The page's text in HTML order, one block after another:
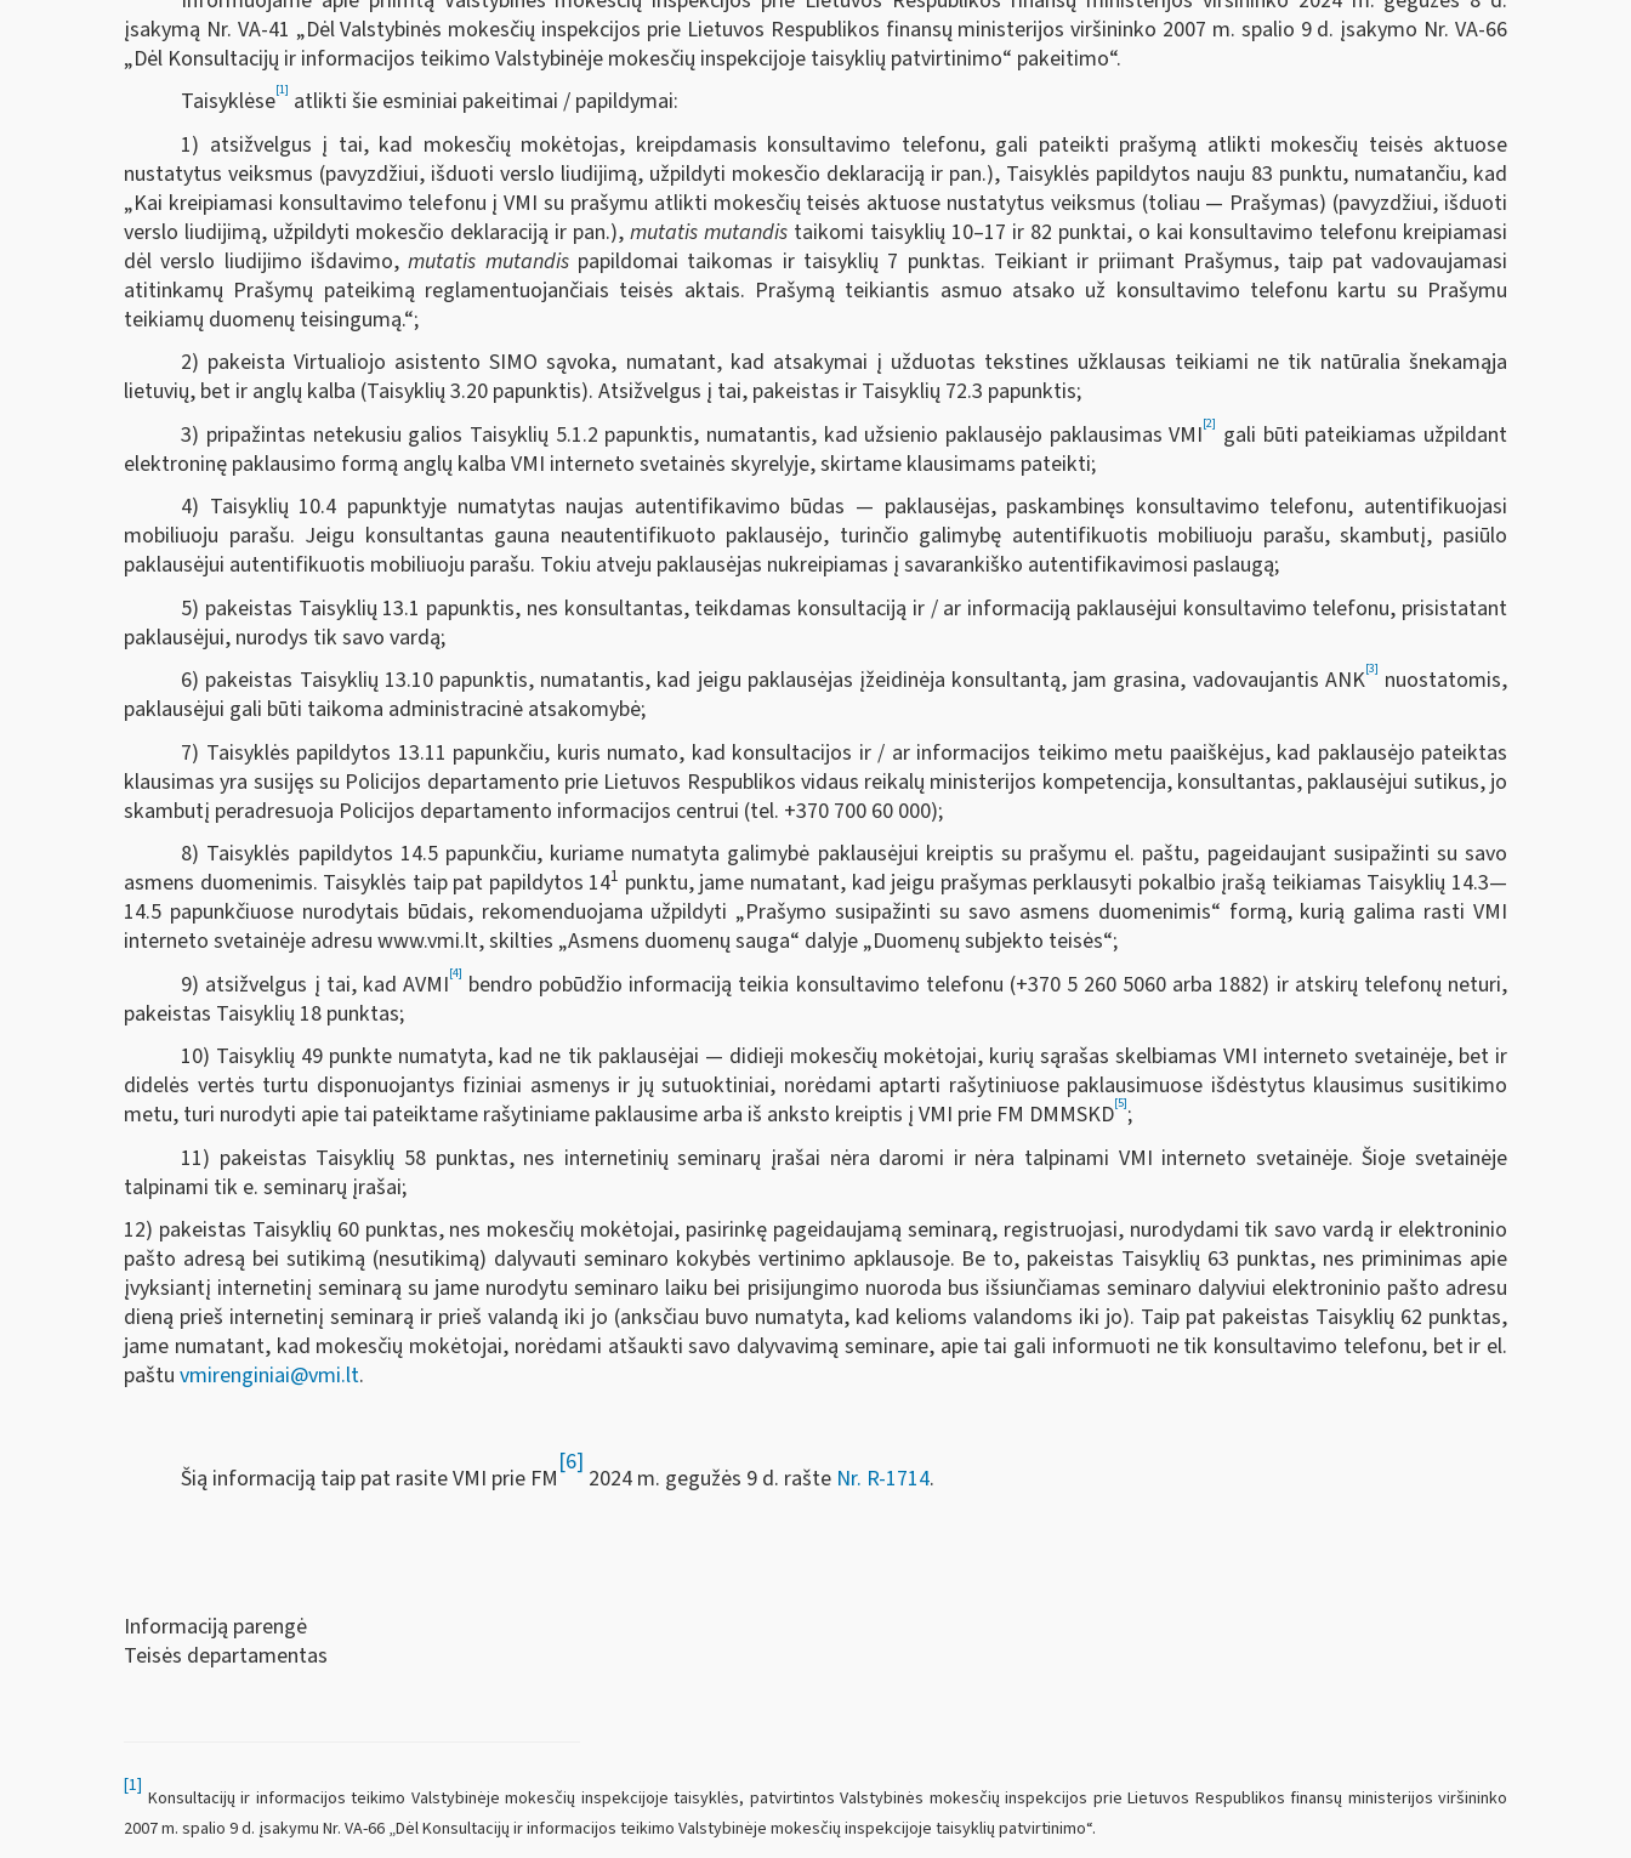
įsakymą Nr. VA-41 „Dėl Valstybinės mokesčių inspekcijos prie Lietuvos Respublikos finansų ministerijos viršininko 2007 m. spalio 9 d. įsakymo Nr. VA-66
„Dėl Konsultacijų ir informacijos teikimo Valstybinėje mokesčių inspekcijoje taisyklių patvirtinimo“ pakeitimo“.
Taisyklėse[1] atlikti šie esminiai pakeitimai / papildymai:
1) atsižvelgus į tai, kad mokesčių mokėtojas, kreipdamasis konsultavimo telefonu, gali pateikti prašymą atlikti mokesčių teisės aktuose
nustatytus veiksmus (pavyzdžiui, išduoti verslo liudijimą, užpildyti mokesčio deklaraciją ir pan.), Taisyklės papildytos nauju 83 punktu, numatančiu, kad
„Kai kreipiamasi konsultavimo telefonu į VMI su prašymu atlikti mokesčių teisės aktuose nustatytus veiksmus (toliau — Prašymas) (pavyzdžiui, išduoti
verslo liudijimą, užpildyti mokesčio deklaraciją ir pan.), mutatis mutandis taikomi taisyklių 10–17 ir 82 punktai, o kai konsultavimo telefonu kreipiamasi
dėl verslo liudijimo išdavimo,mutatis mutandispapildomai taikomas ir taisyklių 7 punktas. Teikiant ir priimant Prašymus, taip pat vadovaujamasi
atitinkamų Prašymų pateikimą reglamentuojančiais teisės aktais. Prašymą teikiantis asmuo atsako už konsultavimo telefonu kartu su Prašymu
teikiamų duomenų teisingumą.“;
2) pakeista Virtualiojo asistento SIMO sąvoka, numatant, kad atsakymai į užduotas tekstines užklausas teikiami ne tik natūralia šnekamąja
lietuvių, bet ir anglų kalba (Taisyklių 3.20 papunktis). Atsižvelgus į tai, pakeistas ir Taisyklių 72.3 papunktis;
3) pripažintas netekusiu galios Taisyklių 5.1.2 papunktis, numatantis, kad užsienio paklausėjo paklausimas VMI[2] gali būti pateikiamas užpildant
elektroninę paklausimo formą anglų kalba VMI interneto svetainės skyrelyje, skirtame klausimams pateikti;
4) Taisyklių 10.4 papunktyje numatytas naujas autentifikavimo būdas — paklausėjas, paskambinęs konsultavimo telefonu, autentifikuojasi
mobiliuoju parašu. Jeigu konsultantas gauna neautentifikuoto paklausėjo, turinčio galimybę autentifikuotis mobiliuoju parašu, skambutį, pasiūlo
paklausėjui autentifikuotis mobiliuoju parašu. Tokiu atveju paklausėjas nukreipiamas į savarankiško autentifikavimosi paslaugą;
5) pakeistas Taisyklių 13.1 papunktis, nes konsultantas, teikdamas konsultaciją ir / ar informaciją paklausėjui konsultavimo telefonu, prisistatant
paklausėjui, nurodys tik savo vardą;
6) pakeistas Taisyklių 13.10 papunktis, numatantis, kad jeigu paklausėjas įžeidinėja konsultantą, jam grasina, vadovaujantis ANK[3] nuostatomis,
paklausėjui gali būti taikoma administracinė atsakomybė;
7) Taisyklės papildytos 13.11 papunkčiu, kuris numato, kad konsultacijos ir / ar informacijos teikimo metu paaiškėjus, kad paklausėjo pateiktas
klausimas yra susijęs su Policijos departamento prie Lietuvos Respublikos vidaus reikalų ministerijos kompetencija, konsultantas, paklausėjui sutikus, jo
skambutį peradresuoja Policijos departamento informacijos centrui (tel. +370 700 60 000);
8) Taisyklės papildytos 14.5 papunkčiu, kuriame numatyta galimybė paklausėjui kreiptis su prašymu el. paštu, pageidaujant susipažinti su savo
asmens duomenimis. Taisyklės taip pat papildytos 141 punktu, jame numatant, kad jeigu prašymas perklausyti pokalbio įrašą teikiamas Taisyklių 14.3—
14.5 papunkčiuose nurodytais būdais, rekomenduojama užpildyti „Prašymo susipažinti su savo asmens duomenimis“ formą, kurią galima rasti VMI
interneto svetainėje adresu www.vmi.lt, skilties „Asmens duomenų sauga“ dalyje „Duomenų subjekto teisės“;
9) atsižvelgus į tai, kad AVMI[4] bendro pobūdžio informaciją teikia konsultavimo telefonu (+370 5 260 5060 arba 1882) ir atskirų telefonų neturi,
pakeistas Taisyklių 18 punktas;
10) Taisyklių 49 punkte numatyta, kad ne tik paklausėjai — didieji mokesčių mokėtojai, kurių sąrašas skelbiamas VMI interneto svetainėje, bet ir
didelės vertės turtu disponuojantys fiziniai asmenys ir jų sutuoktiniai, norėdami aptarti rašytiniuose paklausimuose išdėstytus klausimus susitikimo
metu, turi nurodyti apie tai pateiktame rašytiniame paklausime arba iš anksto kreiptis į VMI prie FM DMMSKD[5];
11) pakeistas Taisyklių 58 punktas, nes internetinių seminarų įrašai nėra daromi ir nėra talpinami VMI interneto svetainėje. Šioje svetainėje
talpinami tik e. seminarų įrašai;
12) pakeistas Taisyklių 60 punktas, nes mokesčių mokėtojai, pasirinkę pageidaujamą seminarą, registruojasi, nurodydami tik savo vardą ir elektroninio
pašto adresą bei sutikimą (nesutikimą) dalyvauti seminaro kokybės vertinimo apklausoje. Be to, pakeistas Taisyklių 63 punktas, nes priminimas apie
įvyksiantį internetinį seminarą su jame nurodytu seminaro laiku bei prisijungimo nuoroda bus išsiunčiamas seminaro dalyviui elektroninio pašto adresu
dieną prieš internetinį seminarą ir prieš valandą iki jo (anksčiau buvo numatyta, kad kelioms valandoms iki jo). Taip pat pakeistas Taisyklių 62 punktas,
jame numatant, kad mokesčių mokėtojai, norėdami atšaukti savo dalyvavimą seminare, apie tai gali informuoti ne tik konsultavimo telefonu, bet ir el.
paštu vmirenginiai@vmi.lt.
Šią informaciją taip pat rasite VMI prie FM
[6]
2024 m. gegužės 9 d. rašte Nr. R-1714.
Informaciją parengė
Teisės departamentas
[1]
Konsultacijų ir informacijos teikimo Valstybinėje mokesčių inspekcijoje taisyklės, patvirtintos Valstybinės mokesčių inspekcijos prie Lietuvos Respublikos finansų ministerijos viršininko
2007 m. spalio 9 d. įsakymu Nr. VA-66 „Dėl Konsultacijų ir informacijos teikimo Valstybinėje mokesčių inspekcijoje taisyklių patvirtinimo“.